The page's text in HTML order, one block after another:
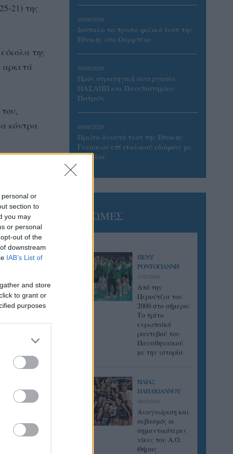
or
section to
you may
or personal
out of the
downstream
IAB’s List of
and store
to grant or
purposes
21) της
της
αρκετά
κόντρα
05/08/2026
Ισόπαλο το πρωτο φιλικό τεστ της
Εθνικής στο Ουρμπίνο
05/08/2026
Προς στρατηγική συνεργασία
ΠΑΣΑΠΠ και Πανεπιστημίου
Πατρών
05/08/2026
Πρώτο δυνατό τεστ της Εθνικής
Γυναικών επί ιταλικού εδάφους με
Σουηδία
ΓΝΩΜΕΣ
ΠΕΝΥ
ΡΟΝΤΟΓΙΑΝΝΗ
11/03/2026
Από την
Περούτζια του
2000 στο σήμερα:
Tο τρίτο
ευρωπαϊκό
ραντεβού του
Παναθηναϊκού
με την ιστορία
ΗΛΙΑΣ
ΠΑΠΑΪΩΑΝΝΟΥ
08/03/2026
Αναγνώριση και
σεβασμός οι
σημαντικότερες
νίκες του Α.Ο.
Θήρας